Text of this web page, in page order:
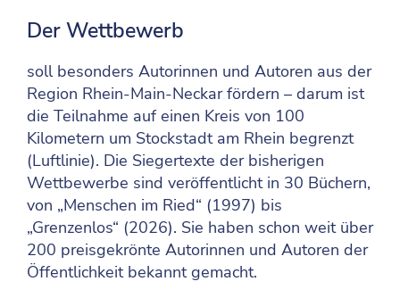
Der Wettbewerb
soll besonders Autorinnen und Autoren aus der
Region Rhein-Main-Neckar fördern – darum ist
die Teilnahme auf einen Kreis von 100
Kilometern um Stockstadt am Rhein begrenzt
(Luftlinie). Die Siegertexte der bisherigen
Wettbewerbe sind veröffentlicht in 30 Büchern,
von „Menschen im Ried“ (1997) bis
„Grenzenlos“ (2026). Sie haben schon weit über
200 preisgekrönte Autorinnen und Autoren der
Öffentlichkeit bekannt gemacht.